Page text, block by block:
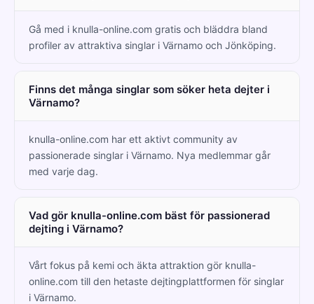
Gå med i knulla-online.com gratis och bläddra bland
profiler av attraktiva singlar i Värnamo och Jönköping.
Finns det många singlar som söker heta dejter i
Värnamo?
knulla-online.com har ett aktivt community av
passionerade singlar i Värnamo. Nya medlemmar går
med varje dag.
Vad gör knulla-online.com bäst för passionerad
dejting i Värnamo?
Vårt fokus på kemi och äkta attraktion gör knulla-
online.com till den hetaste dejtingplattformen för singlar
i Värnamo.